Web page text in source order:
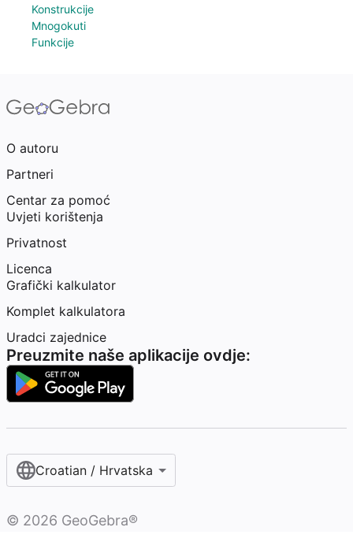
Konstrukcije
Mnogokuti
Funkcije
O autoru
Partneri
Centar za pomoć
Uvjeti korištenja
Privatnost
Licenca
Grafički kalkulator
Komplet kalkulatora
Uradci zajednice
Preuzmite naše aplikacije ovdje:
Croatian / Hrvatska‎
© 2026 GeoGebra®